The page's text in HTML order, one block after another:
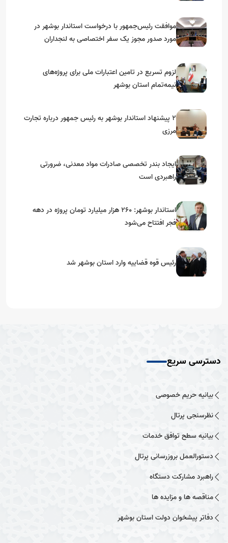
موافقت رئیس‌جمهور با درخواست استاندار بوشهر در
مورد صدور مجوز یک سفر اختصاصی به لنجداران
لزوم تسریع در تامین اعتبارات ملی برای پروژه‌های
نیمه‌تمام استان بوشهر
۲ پیشنهاد استاندار بوشهر به رئیس جمهور درباره تجارت
مرزی
ایجاد بندر تخصصی صادرات مواد معدنی، ضرورتی
راهبردی است
استاندار بوشهر: ۲۶۰ هزار میلیارد تومان پروژه در دهه
فجر افتتاح می‌شود
رئیس قوه قضاییه وارد استان بوشهر شد
دسترسی سریع
بیانیه حریم خصوصی
نظرسنجی پرتال
بیانیه سطح توافق خدمات
دستورالعمل بروزرسانی پرتال
راهبرد مشارکت دستگاه
مناقصه ها و مزایده ها
دفاتر پیشخوان دولت استان بوشهر